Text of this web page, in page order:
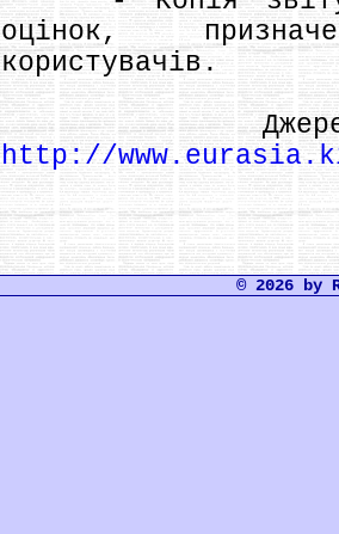
оцінок,
користувачів.
Джерело :
http://
© 2026 by